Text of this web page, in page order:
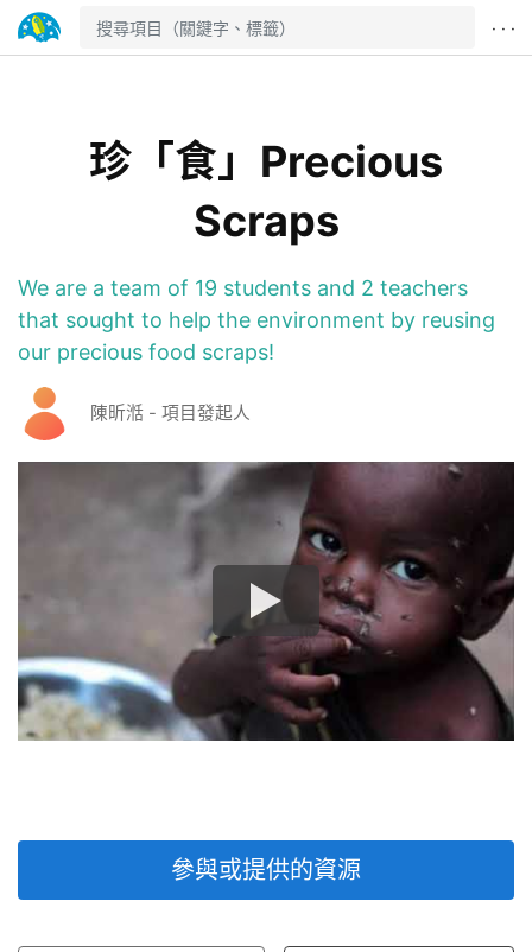
· · ·
珍「食」Precious
Scraps
We are a team of 19 students and 2 teachers
that sought to help the environment by reusing
our precious food scraps!
陳昕湉 - 項目發起人
參與或提供的資源